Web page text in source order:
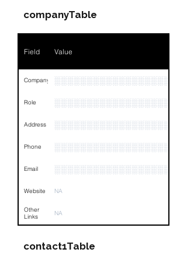
companyTable
Field Value
Company
Role
Address
Phone
Email
Website NA
Other
Links
NA
contact1Table